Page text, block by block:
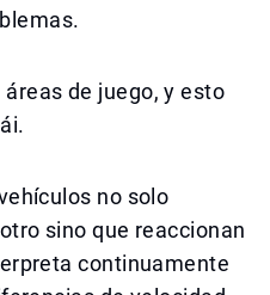
de juego, y esto
no solo
sino que reaccionan
continuamente